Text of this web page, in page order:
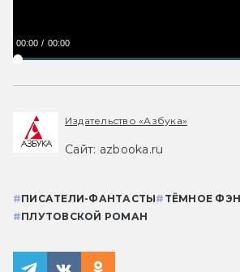
00:00 00:00
Издательство «Азбука»
Сайт: azbooka.ru
#ПИСАТЕЛИ-ФАНТАСТЫ# ТЁМНОЕ
#ПЛУТОВСКОЙ РОМАН